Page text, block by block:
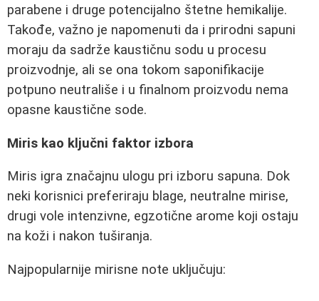
parabene i druge potencijalno štetne hemikalije.
Takođe, važno je napomenuti da i prirodni sapuni
moraju da sadrže kaustičnu sodu u procesu
proizvodnje, ali se ona tokom saponifikacije
potpuno neutrališe i u finalnom proizvodu nema
opasne kaustične sode.
Miris kao ključni faktor izbora
Miris igra značajnu ulogu pri izboru sapuna. Dok
neki korisnici preferiraju blage, neutralne mirise,
drugi vole intenzivne, egzotične arome koji ostaju
na koži i nakon tuširanja.
Najpopularnije mirisne note uključuju: